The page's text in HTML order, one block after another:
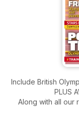
Include British
PLUS
Along with all our
results, product